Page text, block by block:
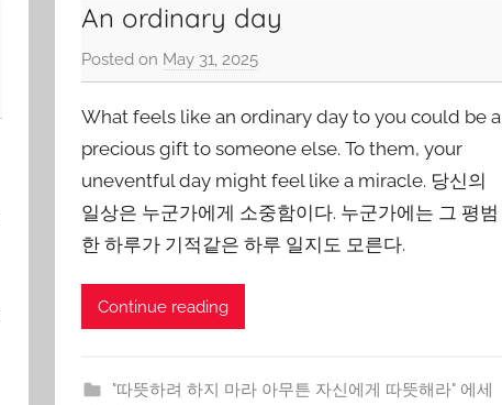
An ordinary day
Posted on May 31, 2025
y
J
o
n
g
o
What feels like an ordinary day to you could be a
precious gift to someone else. To them, your
uneventful day might feel like a miracle. 당신의
일상은 누군가에게 소중함이다. 누군가에는 그 평범
한 하루가 기적같은 하루 일지도 모른다.
Continue reading
"따뜻하려 하지 마라 아무튼 자신에게 따뜻해라" 에세